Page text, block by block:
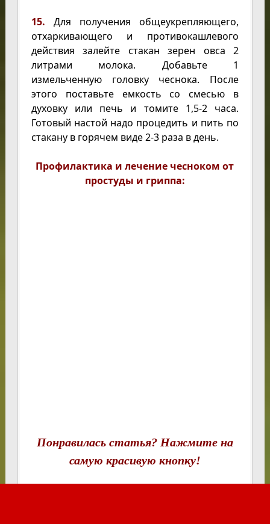
15. Для получения общеукрепляющего,
отхаркивающего и противокашлевого
действия залейте стакан зерен овса 2
литрами молока. Добавьте 1
измельченную головку чеснока. После
этого поставьте емкость со смесью в
духовку или печь и томите 1,5-2 часа.
Готовый настой надо процедить и пить по
стакану в горячем виде 2-3 раза в день.
Профилактика и лечение чесноком от
простуды и гриппа:
Понравилась статья? Нажмите на
самую красивую кнопку!